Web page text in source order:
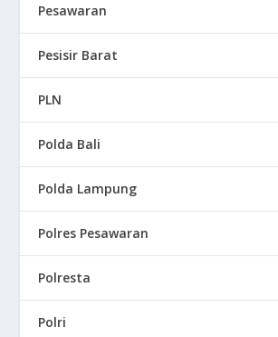
Pesawaran
Pesisir Barat
PLN
Polda Bali
Polda Lampung
Polres Pesawaran
Polresta
Polri